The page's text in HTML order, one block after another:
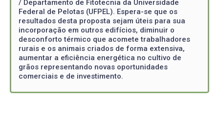
/ Departamento de Fitotecnia da Universidade
Federal de Pelotas (UFPEL). Espera-se que os
resultados desta proposta sejam úteis para sua
incorporação em outros edifícios, diminuir o
desconforto térmico que acomete trabalhadores
rurais e os animais criados de forma extensiva,
aumentar a eficiência energética no cultivo de
grãos representando novas oportunidades
comerciais e de investimento.